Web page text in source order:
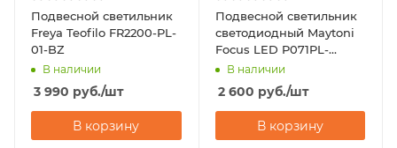
Подвесной светильник
Freya Teofilo FR2200-PL-
01-BZ
В наличии
3 990 руб./шт
В корзину
Подвесной светильник
светодиодный Maytoni
Focus LED P071PL-
L12W4K
В наличии
2 600 руб./шт
В корзину